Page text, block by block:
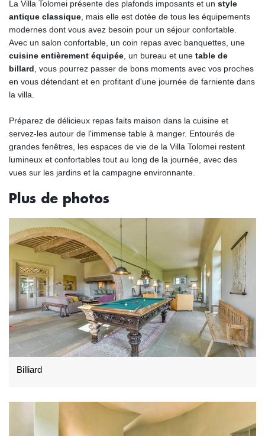
La Villa Tolomei présente des plafonds imposants et un style
antique classique , mais elle est dotée de tous les équipements
modernes dont vous avez besoin pour un séjour confortable.
Avec un salon confortable, un coin repas avec banquettes, une
cuisine entièrement équipée , un bureau et une table de
billard , vous pourrez passer de bons moments avec vos proches
en vous détendant et en profitant d'une journée de farniente dans
la villa.
Préparez de délicieux repas faits maison dans la cuisine et
servez-les autour de l'immense table à manger. Entourés de
grandes fenêtres, les espaces de vie de la Villa Tolomei restent
lumineux et confortables tout au long de la journée, avec des
vues sur les jardins et la campagne environnante.
Plus de photos
Billiard